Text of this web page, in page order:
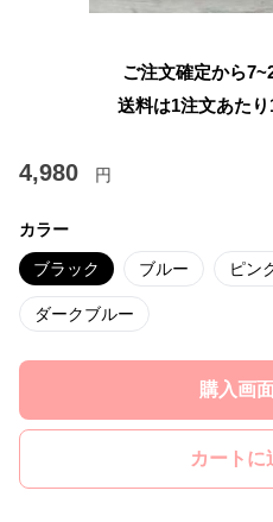
ご注文確定から
送料は1注文あたり
4,980 円
カラー
ブラック ブルー ピン
ダークブルー
購入画
カートに